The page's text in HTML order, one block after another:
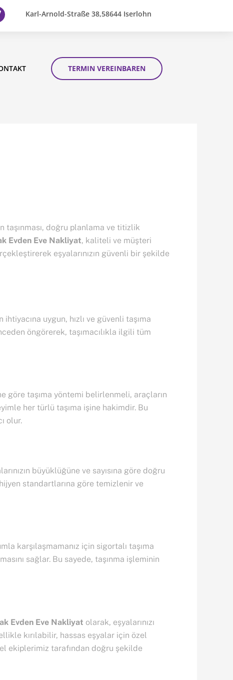
Karl-Arnold-Straße 38,58644 Iserlohn
TERMIN VEREINBAREN
taşınması, doğru planlama ve titizlik
Evden Eve Nakliyat, kaliteli ve müşteri
eşyalarınızın güvenli bir şekilde
uygun, hızlı ve güvenli taşıma
öngörerek, taşımacılıkla ilgili tüm
göre taşıma yöntemi belirlenmeli, araçların
her türlü taşıma işine hakimdir. Bu
olur.
büyüklüğüne ve sayısına göre doğru
standartlarına göre temizlenir ve
karşılaşmamanız için sigortalı taşıma
sağlar. Bu sayede, taşınma işleminin
Evden Eve Nakliyat olarak, eşyalarınızı
kırılabilir, hassas eşyalar için özel
ekiplerimiz tarafından doğru şekilde